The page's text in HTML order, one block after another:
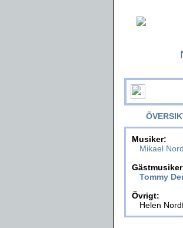
Musiker:
Mikael
Tommy
Övrigt:
Helen